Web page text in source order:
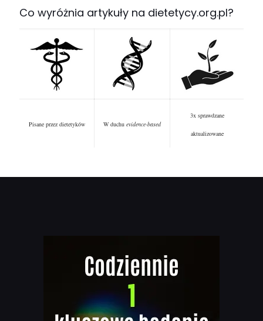
Co wyróżnia artykuły na dietetycy.org.pl?
Pisane przez dietetyków W duchu evidence-based
3x sprawdzane
aktualizowane